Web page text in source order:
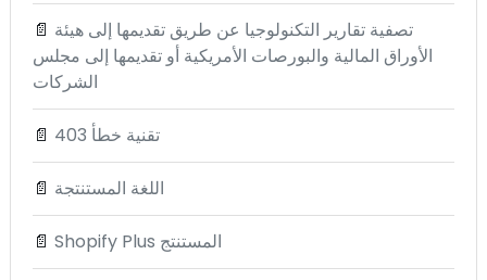
📄 تصفية تقارير التكنولوجيا عن طريق تقديمها إلى هيئة
الأوراق المالية والبورصات الأمريكية أو تقديمها إلى مجلس
الشركات
📄 تقنية خطأ 403
📄 اللغة المستنتجة
📄 Shopify Plus المستنتج